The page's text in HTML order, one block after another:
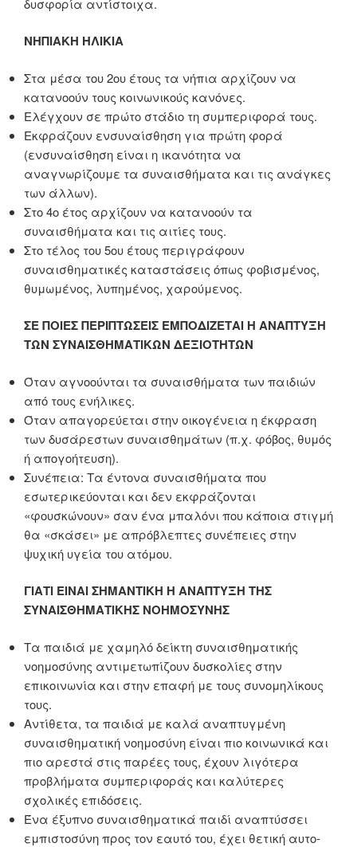
δυσφορία αντίστοιχα.
ΝΗΠΙΑΚΗ ΗΛΙΚΙΑ
Στα μέσα του 2ου έτους τα νήπια αρχίζουν να
κατανοούν τους κοινωνικούς κανόνες.
Ελέγχουν σε πρώτο στάδιο τη συμπεριφορά τους.
Εκφράζουν ενσυναίσθηση για πρώτη φορά
(ενσυναίσθηση είναι η ικανότητα να
αναγνωρίζουμε τα συναισθήματα και τις ανάγκες
των άλλων).
Στο 4ο έτος αρχίζουν να κατανοούν τα
συναισθήματα και τις αιτίες τους.
Στο τέλος του 5ου έτους περιγράφουν
συναισθηματικές καταστάσεις όπως φοβισμένος,
θυμωμένος, λυπημένος, χαρούμενος.
ΣΕ ΠΟΙΕΣ ΠΕΡΙΠΤΩΣΕΙΣ ΕΜΠΟΔΙΖΕΤΑΙ Η ΑΝΑΠΤΥΞΗ
ΤΩΝ ΣΥΝΑΙΣΘΗΜΑΤΙΚΩΝ ΔΕΞΙΟΤΗΤΩΝ
Όταν αγνοούνται τα συναισθήματα των παιδιών
από τους ενήλικες.
Όταν απαγορεύεται στην οικογένεια η έκφραση
των δυσάρεστων συναισθημάτων (π.χ. φόβος, θυμός
ή απογοήτευση).
Συνέπεια: Τα έντονα συναισθήματα που
εσωτερικεύονται και δεν εκφράζονται
«φουσκώνουν» σαν ένα μπαλόνι που κάποια στιγμή
θα «σκάσει» με απρόβλεπτες συνέπειες στην
ψυχική υγεία του ατόμου.
ΓΙΑΤΙ ΕΙΝΑΙ ΣΗΜΑΝΤΙΚΗ Η ΑΝΑΠΤΥΞΗ ΤΗΣ
ΣΥΝΑΙΣΘΗΜΑΤΙΚΗΣ ΝΟΗΜΟΣΥΝΗΣ
Τα παιδιά με χαμηλό δείκτη συναισθηματικής
νοημοσύνης αντιμετωπίζουν δυσκολίες στην
επικοινωνία και στην επαφή με τους συνομηλίκους
τους.
Αντίθετα, τα παιδιά με καλά αναπτυγμένη
συναισθηματική νοημοσύνη είναι πιο κοινωνικά και
πιο αρεστά στις παρέες τους, έχουν λιγότερα
προβλήματα συμπεριφοράς και καλύτερες
σχολικές επιδόσεις.
Ένα έξυπνο συναισθηματικά παιδί αναπτύσσει
εμπιστοσύνη προς τον εαυτό του, έχει θετική αυτο-